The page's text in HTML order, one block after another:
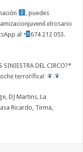
, puedes
al
674 212 053.
SINIESTRA DEL CIRCO?*
terrorífica!
DJ Martins, La
Ricardo, Tirma,